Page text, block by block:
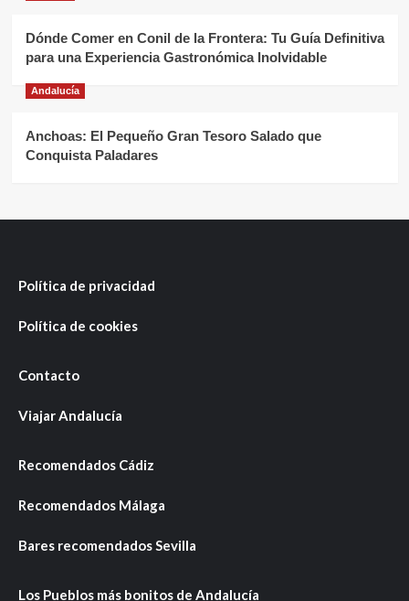
Dónde Comer en Conil de la Frontera: Tu Guía Definitiva
para una Experiencia Gastronómica Inolvidable
Andalucía
Anchoas: El Pequeño Gran Tesoro Salado que
Conquista Paladares
Política de privacidad
Política de cookies
Contacto
Viajar Andalucía
Recomendados Cádiz
Recomendados Málaga
Bares recomendados Sevilla
Los Pueblos más bonitos de Andalucía